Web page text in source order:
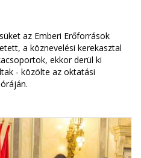
az Emberi Erőforrások
a köznevelési kerekasztal
ekkor derül ki
- közölte az oktatási